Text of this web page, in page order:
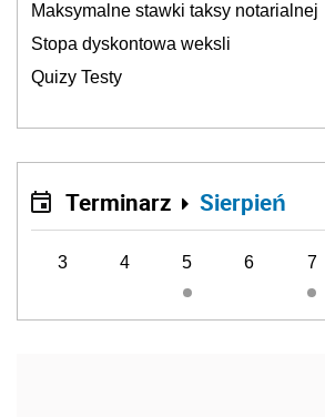
Maksymalne stawki taksy notarialnej
Stopa dyskontowa weksli
Quizy Testy
Terminarz Sierpień
3 4 5 6 7